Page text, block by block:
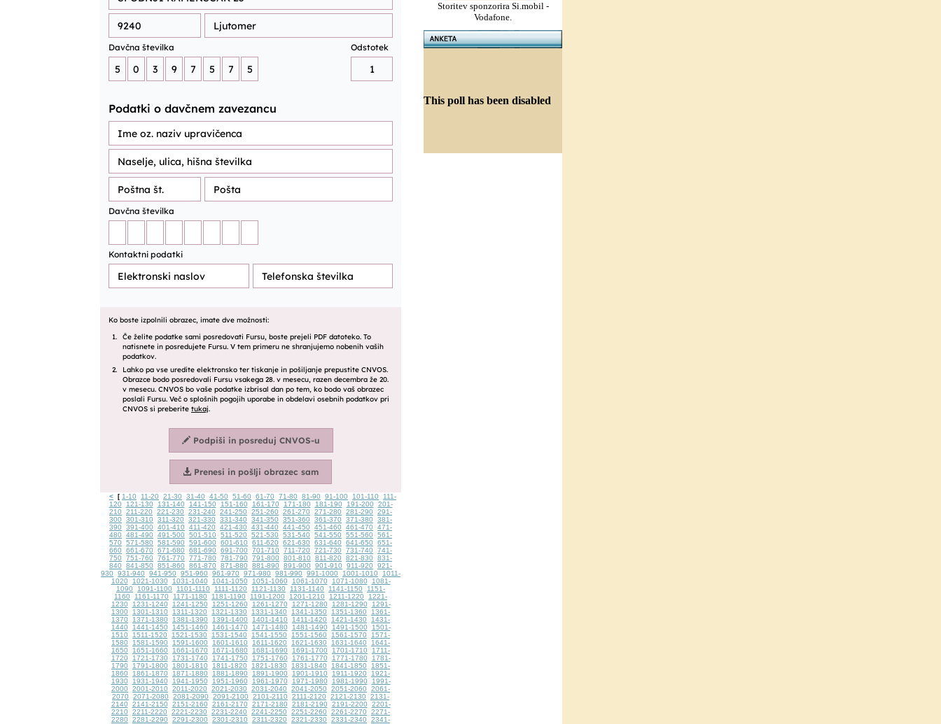
< [ 1-10 11-20 21-30 31-40 41-50 51-60 61-70 71-80 81-90 91-100 101-110
111-
120
121-130 131-140 141-150 151-160 161-170 171-180 181-190 191-200
201-
210
211-220 221-230 231-240 241-250 251-260 261-270 271-280 281-290
291-
300
301-310 311-320 321-330 331-340 341-350 351-360 361-370 371-380
381-
390
391-400 401-410 411-420 421-430 431-440 441-450 451-460 461-470
471-
480
481-490 491-500 501-510 511-520 521-530 531-540 541-550 551-560
561-
570
571-580 581-590 591-600 601-610 611-620 621-630 631-640 641-650
651-
660
661-670 671-680 681-690 691-700 701-710 711-720 721-730 731-740
741-
750
751-760 761-770 771-780 781-790 791-800 801-810 811-820 821-830
831-
840
841-850 851-860 861-870 871-880 881-890 891-900 901-910 911-920
921-
930
931-940 941-950 951-960 961-970 971-980 981-990 991-1000 1001-1010
1011-
1020
1021-1030 1031-1040 1041-1050 1051-1060 1061-1070 1071-1080
1081-
1090
1091-1100 1101-1110 1111-1120 1121-1130 1131-1140 1141-1150
1151-
1160
1161-1170 1171-1180 1181-1190 1191-1200 1201-1210 1211-1220
1221-
1230
1231-1240 1241-1250 1251-1260 1261-1270 1271-1280 1281-1290
1291-
1300
1301-1310 1311-1320 1321-1330 1331-1340 1341-1350 1351-1360
1361-
1370
1371-1380 1381-1390 1391-1400 1401-1410 1411-1420 1421-1430
1431-
1440
1441-1450 1451-1460 1461-1470 1471-1480 1481-1490 1491-1500
1501-
1510
1511-1520 1521-1530 1531-1540 1541-1550 1551-1560 1561-1570
1571-
1580
1581-1590 1591-1600 1601-1610 1611-1620 1621-1630 1631-1640
1641-
1650
1651-1660 1661-1670 1671-1680 1681-1690 1691-1700 1701-1710
1711-
1720
1721-1730 1731-1740 1741-1750 1751-1760 1761-1770 1771-1780
1781-
1790
1791-1800 1801-1810 1811-1820 1821-1830 1831-1840 1841-1850
1851-
1860
1861-1870 1871-1880 1881-1890 1891-1900 1901-1910 1911-1920
1921-
1930
1931-1940 1941-1950 1951-1960 1961-1970 1971-1980 1981-1990
1991-
2000
2001-2010 2011-2020 2021-2030 2031-2040 2041-2050 2051-2060
2061-
2070
2071-2080 2081-2090 2091-2100 2101-2110 2111-2120 2121-2130
2131-
2140
2141-2150 2151-2160 2161-2170 2171-2180 2181-2190 2191-2200
2201-
2210
2211-2220 2221-2230 2231-2240 2241-2250 2251-2260 2261-2270
2271-
2280
2281-2290 2291-2300 2301-2310 2311-2320 2321-2330 2331-2340
2341-
Storitev sponzorira Si.mobil -
Vodafone.
This poll has been disabled